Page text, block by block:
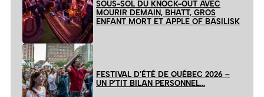
SOUS-SOL DU KNOCK-OUT AVEC
MOURIR DEMAIN, BHATT, GROS
ENFANT MORT ET APPLE OF BASILISK
FESTIVAL D’ÉTÉ DE QUÉBEC 2026 –
UN P’TIT BILAN PERSONNEL…